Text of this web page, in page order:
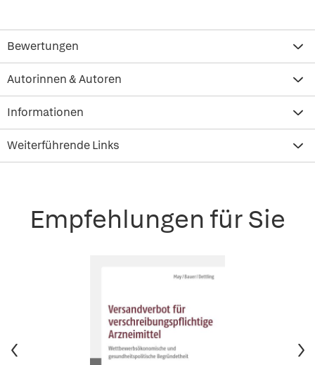
Bewertungen
Autorinnen & Autoren
Informationen
Weiterführende Links
Empfehlungen für Sie